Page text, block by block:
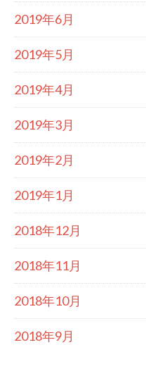
2019年6月
2019年5月
2019年4月
2019年3月
2019年2月
2019年1月
2018年12月
2018年11月
2018年10月
2018年9月